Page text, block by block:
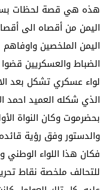
هذه هي قصة لحظات
اليمن من أقصاه الى
اليمن الملخصين
الضباط والعسكريين
لواء عسكري تشكل بعد
الذي شكله العميد احمد
بحضرموت وكان النواة
والدستور وفق رؤية
فكان هذا اللواء
للتحالف ملخصة نقاط